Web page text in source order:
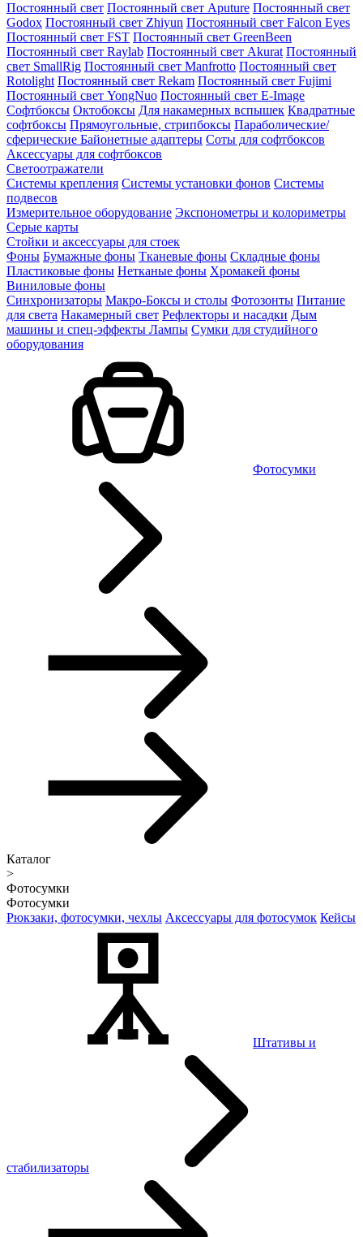
Постоянный свет Постоянный свет Aputure Постоянный свет
Godox Постоянный свет Zhiyun Постоянный свет Falcon Eyes
Постоянный свет FST Постоянный свет GreenBeen
Постоянный свет Raylab Постоянный свет Akurat Постоянный
свет SmallRig Постоянный свет Manfrotto Постоянный свет
Rotolight Постоянный свет Rekam Постоянный свет Fujimi
Постоянный свет YongNuo Постоянный свет E-Image
Софтбоксы Октобоксы Для накамерных вспышек Квадратные
софтбоксы Прямоугольные, стрипбоксы Параболические/
сферические Байонетныe адаптеры Соты для софтбоксов
Аксессуары для софтбоксов
Светоотражатели
Системы крепления Системы установки фонов Системы
подвесов
Измерительное оборудование Экспонометры и колориметры
Серые карты
Стойки и аксессуары для стоек
Фоны Бумажные фоны Тканевые фоны Складные фоны
Пластиковые фоны Нетканые фоны Хромакей фоны
Виниловые фоны
Синхронизаторы Макро-Боксы и столы Фотозонты Питание
для света Накамерный свет Рефлекторы и насадки Дым
машины и спец-эффекты Лампы Сумки для студийного
оборудования
Фотосумки
Каталог
>
Фотосумки
Фотосумки
Рюкзаки, фотосумки, чехлы Аксессуары для фотосумок Кейсы
Штативы и
стабилизаторы